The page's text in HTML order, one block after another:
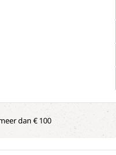
dan € 100